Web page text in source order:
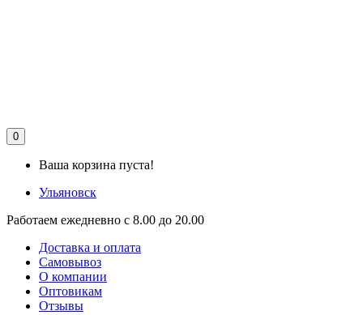
0
Ваша корзина пуста!
Ульяновск
Работаем ежедневно с 8.00 до 20.00
Доставка и оплата
Самовывоз
О компании
Оптовикам
Отзывы